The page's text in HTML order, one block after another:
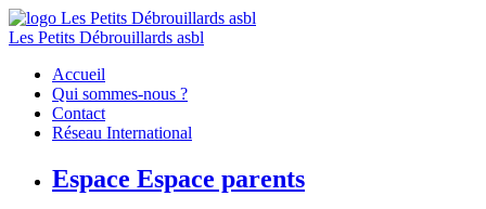
Les Petits Débrouillards asbl
Accueil
Qui sommes-nous ?
Contact
Réseau International
Espace Espace parents